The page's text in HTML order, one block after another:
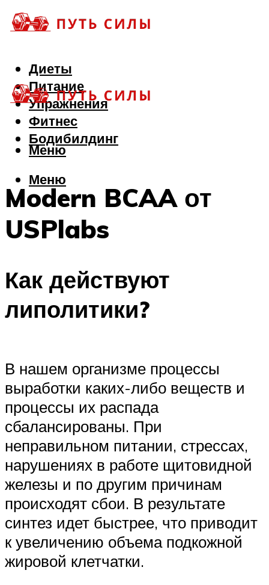
Диеты
Питание
Упражнения
Фитнес
Бодибилдинг
Меню
Меню
Modern BCAA от
USPlabs
Как действуют
липолитики?
В нашем организме процессы
выработки каких-либо веществ и
процессы их распада
сбалансированы. При
неправильном питании, стрессах,
нарушениях в работе щитовидной
железы и по другим причинам
происходят сбои. В результате
синтез идет быстрее, что приводит
к увеличению объема подкожной
жировой клетчатки.